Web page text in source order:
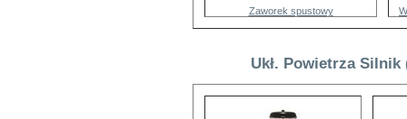
Zaworek spustowy
Ukł. Powietrza